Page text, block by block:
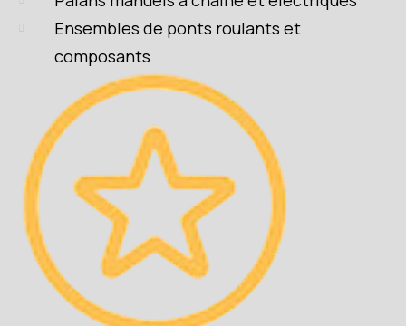
Ensembles de ponts roulants et
composants